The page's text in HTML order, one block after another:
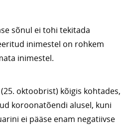
sõnul ei tohi tekitada
inimestel on rohkem
inimestel.
oktoobrist) kõigis kohtades,
koroonatõendi alusel, kuni
ei pääse enam negatiivse